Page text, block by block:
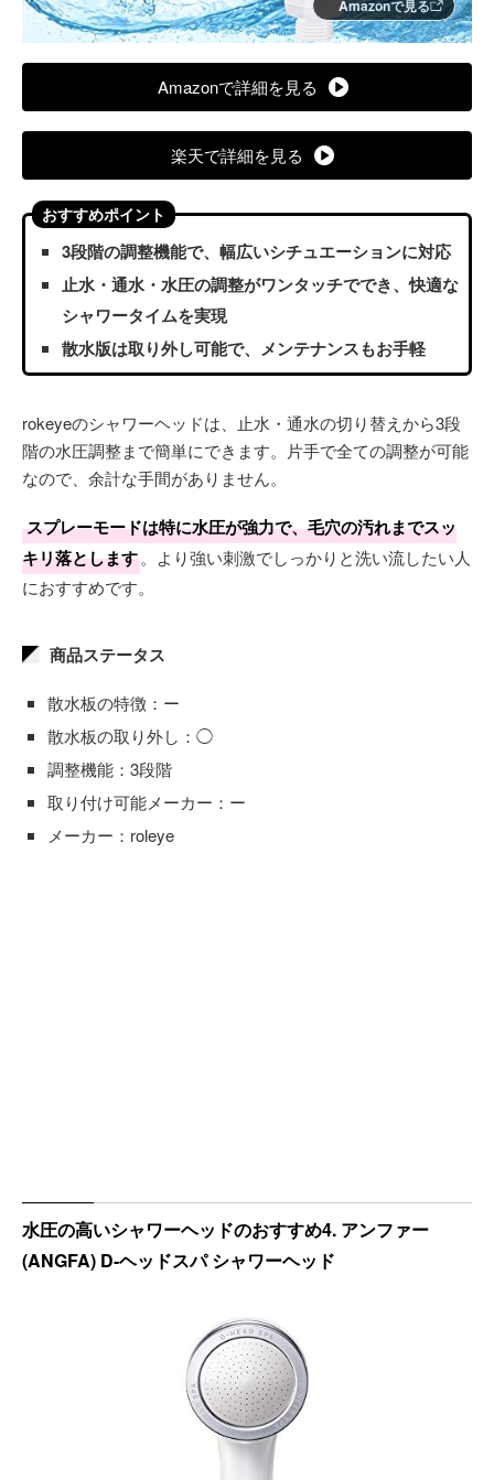
Amazonで見る
Amazonで詳細を見る
楽天で詳細を見る
おすすめポイント
3段階の調整機能で、幅広いシチュエーションに対応
止水・通水・水圧の調整がワンタッチででき、快適な
シャワータイムを実現
散水版は取り外し可能で、メンテナンスもお手軽
rokeyeのシャワーヘッドは、止水・通水の切り替えから3段
階の水圧調整まで簡単にできます。片手で全ての調整が可能
なので、余計な手間がありません。
スプレーモードは特に水圧が強力で、毛穴の汚れまでスッ
キリ落とします。より強い刺激でしっかりと洗い流したい人
におすすめです。
商品ステータス
散水板の特徴：ー
散水板の取り外し：◯
調整機能：3段階
取り付け可能メーカー：ー
メーカー：roleye
水圧の高いシャワーヘッドのおすすめ4. アンファー
(ANGFA) D-ヘッドスパ シャワーヘッド